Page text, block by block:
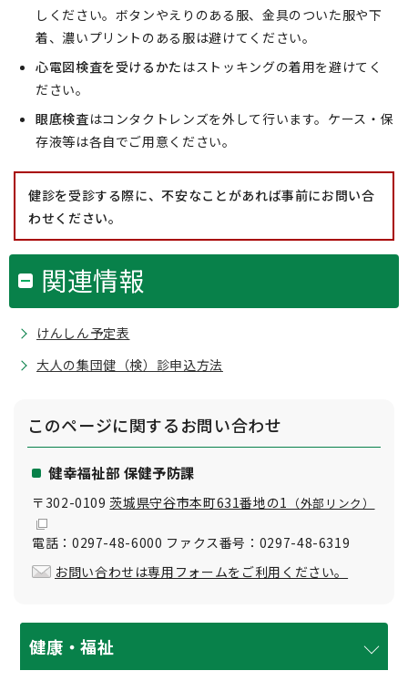
しください。ボタンやえりのある服、金具のついた服や下
着、濃いプリントのある服は避けてください。
心電図検査を受けるかた はストッキングの着用を避けてく
ださい。
眼底検査はコンタクトレンズを外して行います。ケース・保
存液等は各自でご用意ください。
健診を受診する際に、不安なことがあれば事前にお問い合
わせください。
関連情報
けんしん予定表
大人の集団健（検）診申込方法
このページに関するお問い合わせ
健幸福祉部 保健予防課
〒302-0109茨城県守谷市本町631番地の1 （外部リンク）
電話：0297-48-6000 ファクス番号：0297-48-6319
お問い合わせは専用フォームをご利用ください。
健康・福祉